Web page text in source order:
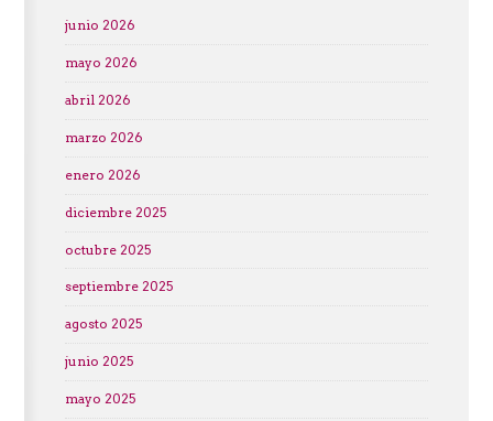
junio 2026
mayo 2026
abril 2026
marzo 2026
enero 2026
diciembre 2025
octubre 2025
septiembre 2025
agosto 2025
junio 2025
mayo 2025